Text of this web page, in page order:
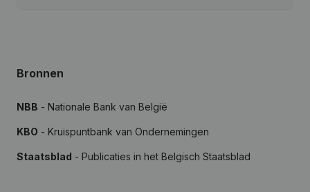
Bronnen
NBB - Nationale Bank van België
KBO - Kruispuntbank van Ondernemingen
Staatsblad - Publicaties in het Belgisch Staatsblad